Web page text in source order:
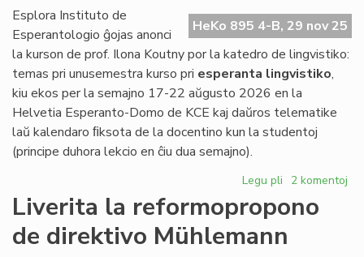
HeKo 895 4-B, 29 nov 25
Esplora Instituto de
Esperantologio ĝojas anonci
la kurson de prof. Ilona Koutny por la katedro de lingvistiko:
temas pri unusemestra kurso pri esperanta lingvistiko,
kiu ekos per la semajno 17-22 aŭgusto 2026 en la
Helvetia Esperanto-Domo de KCE kaj daŭros telematike
laŭ kalendaro ﬁksota de la docentino kun la studentoj
(principe duhora lekcio en ĉiu dua semajno).
Legu pli pri
kurso
de
prof.
2 komentoj
Liverita la reformopropono
de direktivo Mühlemann